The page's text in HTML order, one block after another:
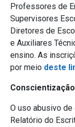
Professores de
Supervisores
Diretores de
e Auxiliares
ensino. As
por meio deste
O uso abusivo
Relatório do